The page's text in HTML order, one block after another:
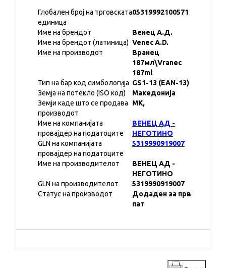
Глобален број на трговската
единица
05319992100571
Име на брендот
Венец А.Д.
Име на брендот (латиница) Venec A.D.
Име на производот
Вранец
187мл\Vranec
187ml
Тип на бар код симбологија GS1-13 (EAN-13)
Земја на потекло (ISO код)
Македонија
Земји каде што се продава
производот
MK,
Име на компанијата
провајдер на податоците
ВЕНЕЦ АД -
НЕГОТИНО
GLN на компанијата
провајдер на податоците
5319990919007
Име на производителот
ВЕНЕЦ АД -
НЕГОТИНО
GLN на производителот
5319990919007
Статус на производот
Додаден за прв
пат